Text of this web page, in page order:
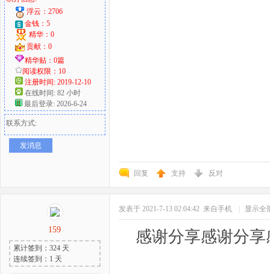
浮云：2706
金钱：5
精华：0
贡献：0
精华贴：0篇
阅读权限：10
注册时间: 2019-12-10
在线时间: 82 小时
最后登录: 2026-6-24
联系方式:
发消息
回复 支持 反对
159
累计签到：324 天
连续签到：1 天
发表于 2021-7-13 02:04:42 来自手机 显示全
感谢分享感谢分